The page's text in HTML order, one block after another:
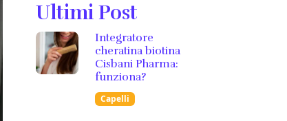
Ultimi Post
Integratore
cheratina biotina
Cisbani Pharma:
funziona?
Capelli